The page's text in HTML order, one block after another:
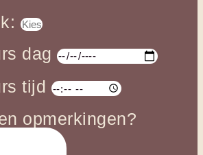
dag
tijd
opmerkingen?